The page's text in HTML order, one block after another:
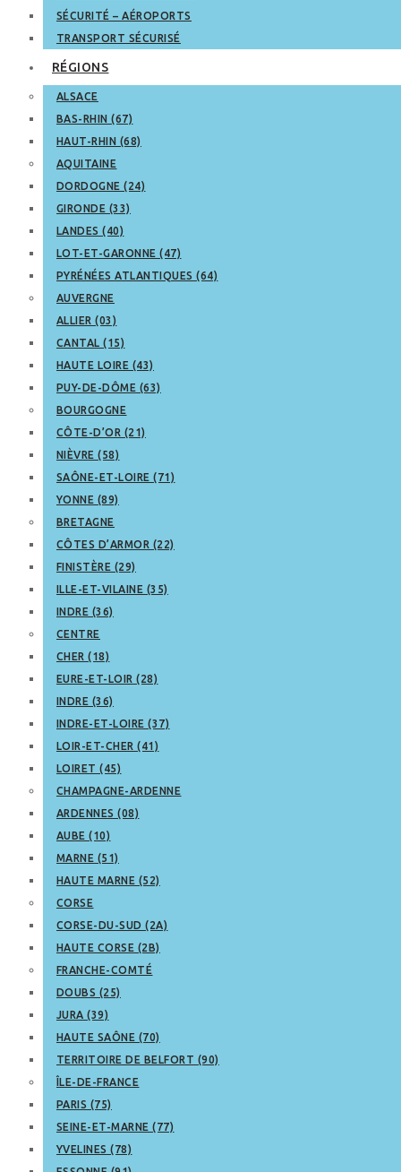
SÉCURITÉ – AÉROPORTS
TRANSPORT SÉCURISÉ
RÉGIONS
ALSACE
BAS-RHIN (67)
HAUT-RHIN (68)
AQUITAINE
DORDOGNE (24)
GIRONDE (33)
LANDES (40)
LOT-ET-GARONNE (47)
PYRÉNÉES ATLANTIQUES (64)
AUVERGNE
ALLIER (03)
CANTAL (15)
HAUTE LOIRE (43)
PUY-DE-DÔME (63)
BOURGOGNE
CÔTE-D’OR (21)
NIÈVRE (58)
SAÔNE-ET-LOIRE (71)
YONNE (89)
BRETAGNE
CÔTES D’ARMOR (22)
FINISTÈRE (29)
ILLE-ET-VILAINE (35)
INDRE (36)
CENTRE
CHER (18)
EURE-ET-LOIR (28)
INDRE (36)
INDRE-ET-LOIRE (37)
LOIR-ET-CHER (41)
LOIRET (45)
CHAMPAGNE-ARDENNE
ARDENNES (08)
AUBE (10)
MARNE (51)
HAUTE MARNE (52)
CORSE
CORSE-DU-SUD (2A)
HAUTE CORSE (2B)
FRANCHE-COMTÉ
DOUBS (25)
JURA (39)
HAUTE SAÔNE (70)
TERRITOIRE DE BELFORT (90)
ÎLE-DE-FRANCE
PARIS (75)
SEINE-ET-MARNE (77)
YVELINES (78)